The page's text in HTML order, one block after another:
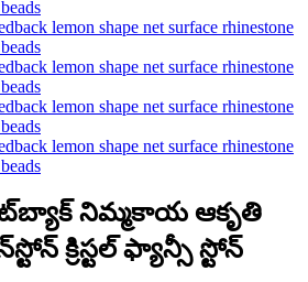
నిమ్మకాయ ఆకృతి
క్రిస్టల్ ఫ్యాన్సీ స్టోన్